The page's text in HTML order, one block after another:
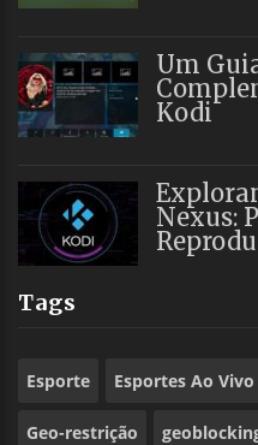
Um
Kodi
Nexus:
Tags
Esporte Esportes Ao Vivo
Geo-restrição